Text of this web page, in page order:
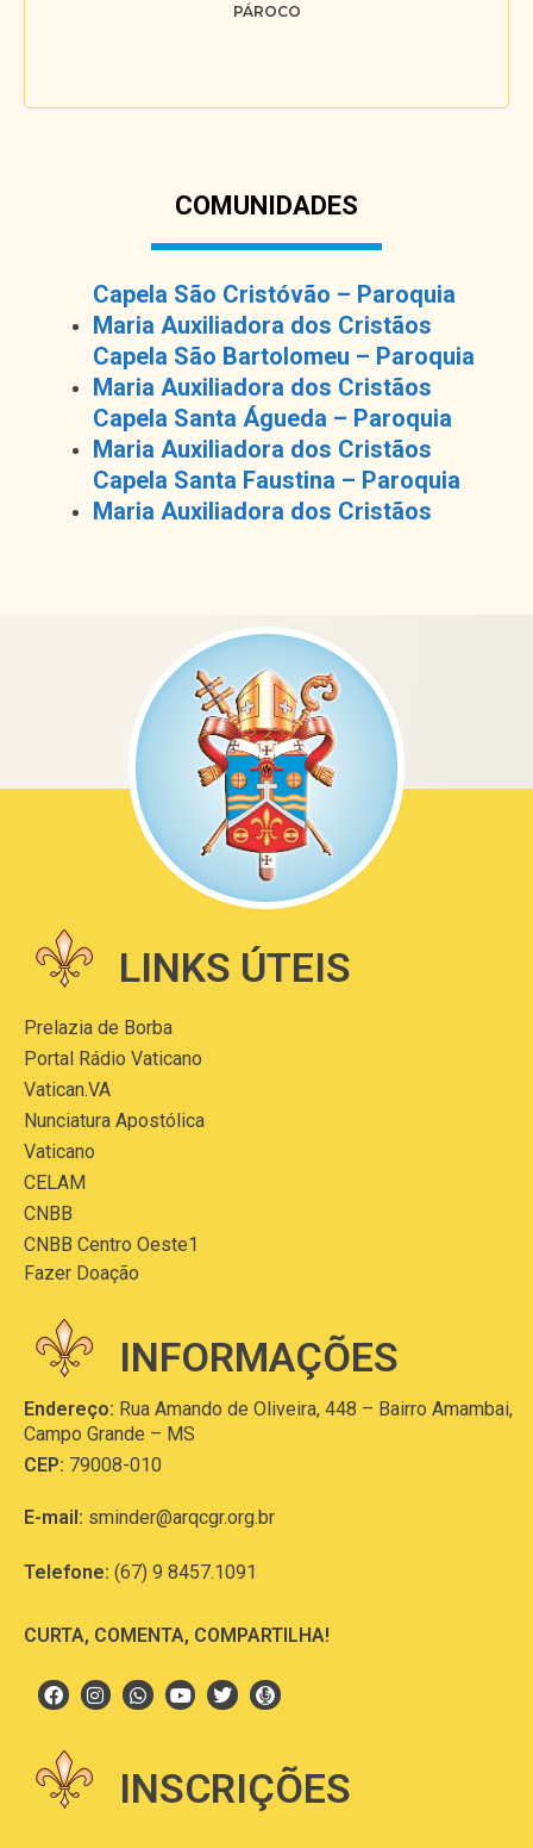
PÁROCO
COMUNIDADES
Capela São Cristóvão – Paroquia
Maria Auxiliadora dos Cristãos
Capela São Bartolomeu – Paroquia
Maria Auxiliadora dos Cristãos
Capela Santa Águeda – Paroquia
Maria Auxiliadora dos Cristãos
Capela Santa Faustina – Paroquia
Maria Auxiliadora dos Cristãos
LINKS ÚTEIS
Prelazia de Borba
Portal Rádio Vaticano
Vatican.VA
Nunciatura Apostólica
Vaticano
CELAM
CNBB
CNBB Centro Oeste1
Fazer Doação
INFORMAÇÕES
Endereço: Rua Amando de Oliveira, 448 – Bairro Amambai,
Campo Grande – MS
CEP: 79008-010
E-mail: sminder@arqcgr.org.br
Telefone: (67) 9 8457.1091
CURTA, COMENTA, COMPARTILHA!
INSCRIÇÕES